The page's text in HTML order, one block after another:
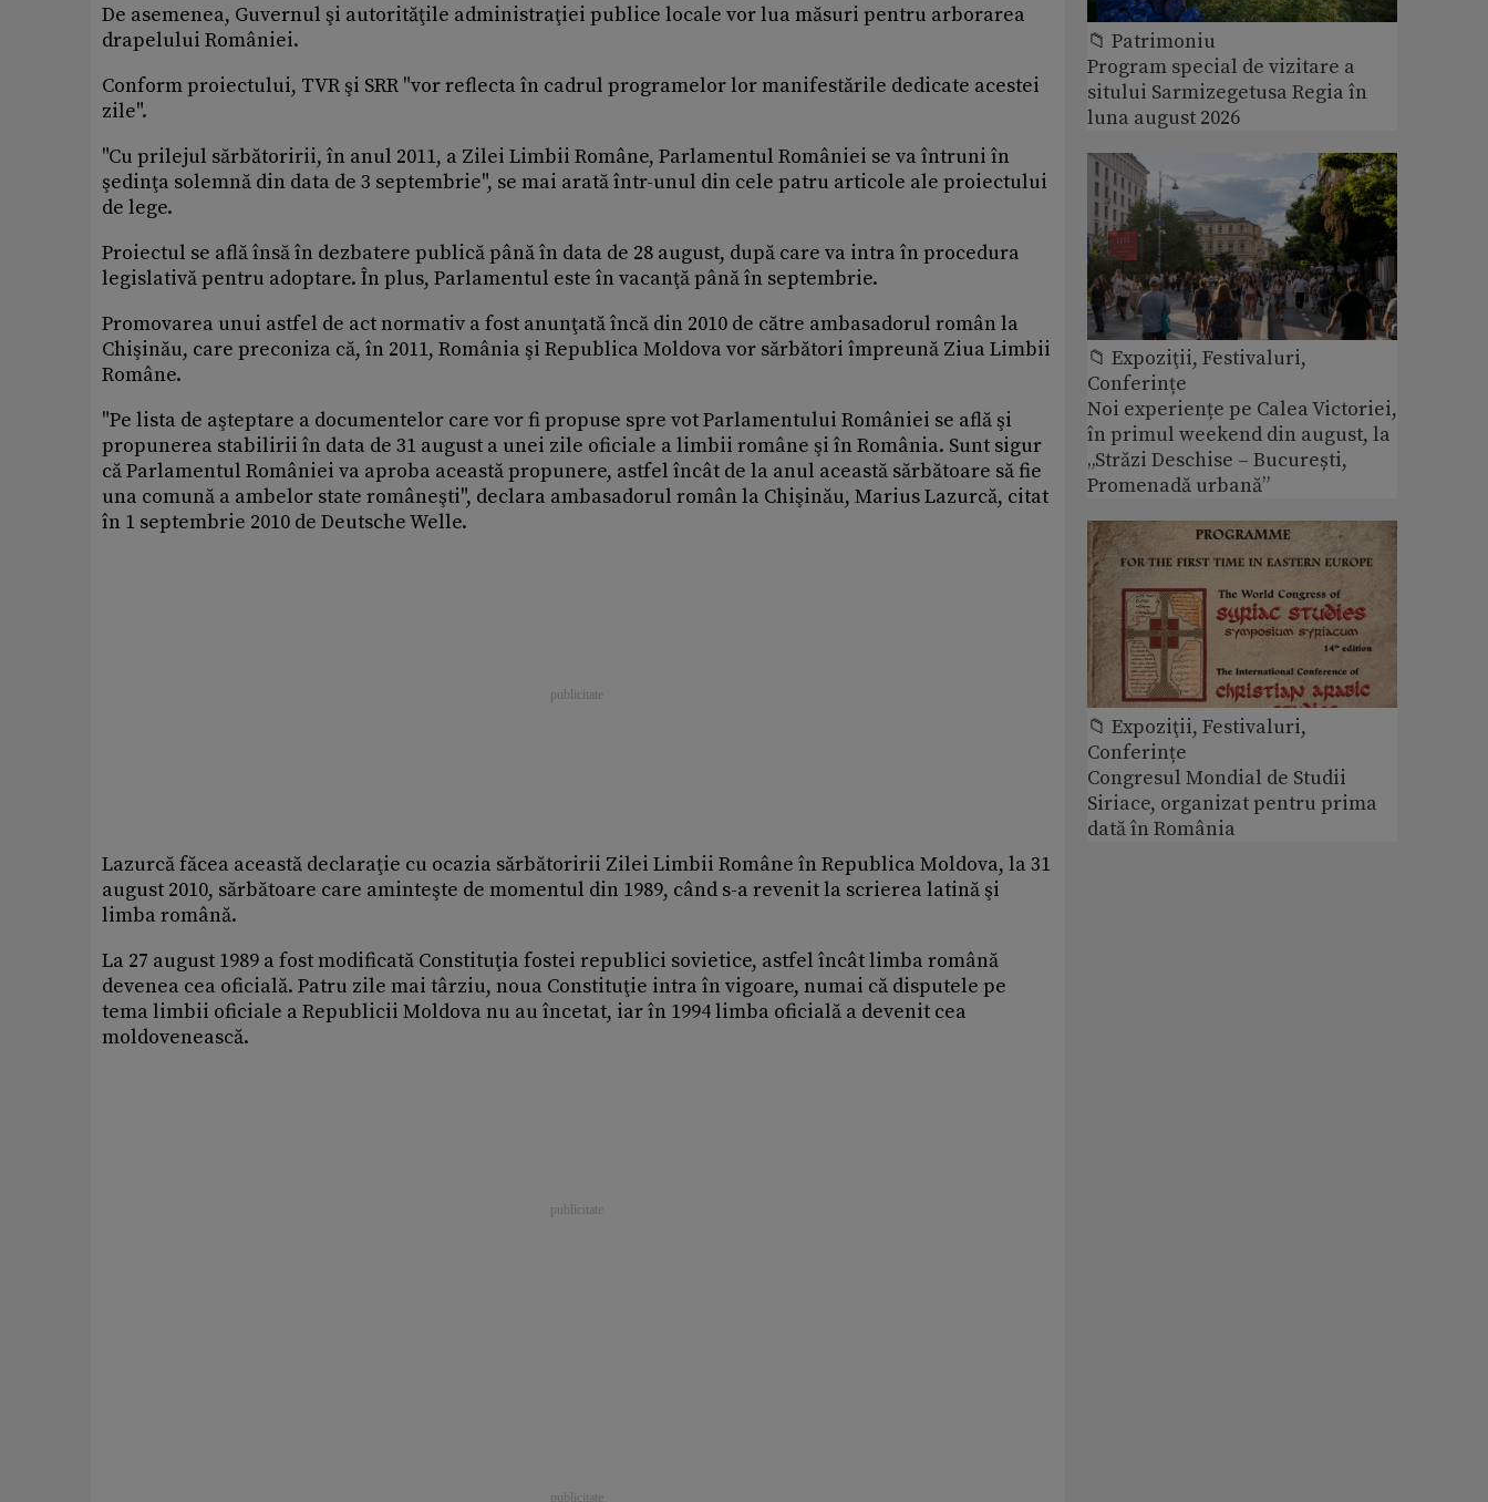
De asemenea, Guvernul şi autorităţile administraţiei publice locale vor lua măsuri pentru arborarea
drapelului României.
Conform proiectului, TVR şi SRR "vor reflecta în cadrul programelor lor manifestările dedicate acestei
zile".
"Cu prilejul sărbătoririi, în anul 2011, a Zilei Limbii Române, Parlamentul României se va întruni în
şedinţa solemnă din data de 3 septembrie", se mai arată într-unul din cele patru articole ale proiectului
de lege.
Proiectul se află însă în dezbatere publică până în data de 28 august, după care va intra în procedura
legislativă pentru adoptare. În plus, Parlamentul este în vacanţă până în septembrie.
Promovarea unui astfel de act normativ a fost anunţată încă din 2010 de către ambasadorul român la
Chişinău, care preconiza că, în 2011, România şi Republica Moldova vor sărbători împreună Ziua Limbii
Române.
"Pe lista de aşteptare a documentelor care vor fi propuse spre vot Parlamentului României se află şi
propunerea stabilirii în data de 31 august a unei zile oficiale a limbii române şi în România. Sunt sigur
că Parlamentul României va aproba această propunere, astfel încât de la anul această sărbătoare să fie
una comună a ambelor state româneşti", declara ambasadorul român la Chişinău, Marius Lazurcă, citat
în 1 septembrie 2010 de Deutsche Welle.
Lazurcă făcea această declaraţie cu ocazia sărbătoririi Zilei Limbii Române în Republica Moldova, la 31
august 2010, sărbătoare care aminteşte de momentul din 1989, când s-a revenit la scrierea latină şi
limba română.
La 27 august 1989 a fost modificată Constituţia fostei republici sovietice, astfel încât limba română
devenea cea oficială. Patru zile mai târziu, noua Constituţie intra în vigoare, numai că disputele pe
tema limbii oficiale a Republicii Moldova nu au încetat, iar în 1994 limba oficială a devenit cea
moldovenească.
📁 Patrimoniu
Program special de vizitare a
sitului Sarmizegetusa Regia în
luna august 2026
📁 Expoziţii, Festivaluri,
Conferințe
Noi experiențe pe Calea Victoriei,
în primul weekend din august, la
„Străzi Deschise – București,
Promenadă urbană”
📁 Expoziţii, Festivaluri,
Conferințe
Congresul Mondial de Studii
Siriace, organizat pentru prima
dată în România